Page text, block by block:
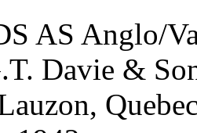
AS Anglo/
Davie &